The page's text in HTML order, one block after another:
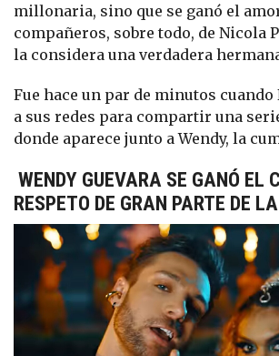
millonaria, sino que se ganó el
compañeros, sobre todo, de Nicola
la considera una verdadera
Fue hace un par de minutos
a sus redes para compartir una
donde aparece junto a Wendy, la
WENDY GUEVARA SE GANÓ EL
RESPETO DE GRAN PARTE DE